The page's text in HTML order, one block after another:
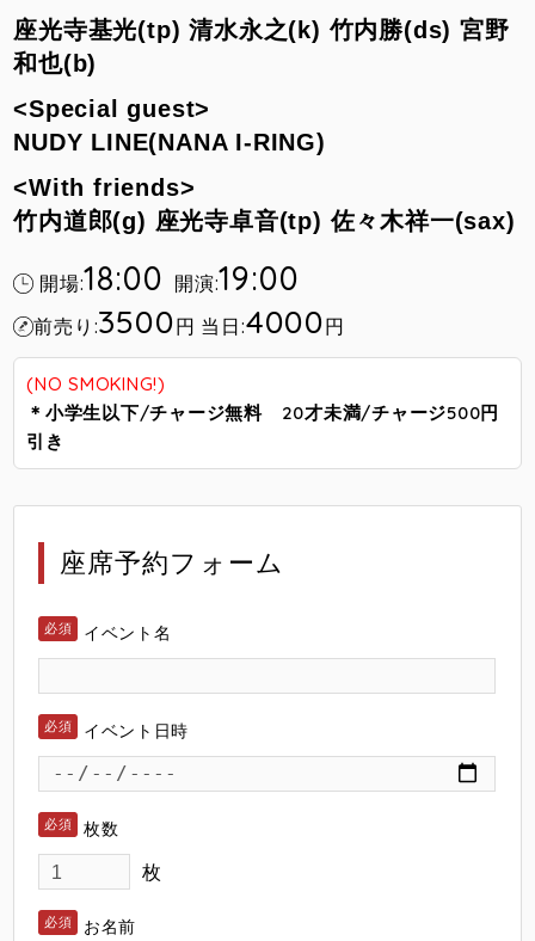
座光寺基光(tp)清水永之(k) 竹内勝(ds)宮野
和也(b)
<Special guest>
NUDY LINE(NANA I-RING)
<With friends>
竹内道郎(g) 座光寺卓音(tp)佐々木祥一(sax)
開場:18:00 開演:19:00
前売り:3500円 当日:4000円
(NO SMOKING!)
＊小学生以下/チャージ無料 20才未満/チャージ500円
引き
座席予約フォーム
イベント名
イベント日時
枚数
枚
お名前